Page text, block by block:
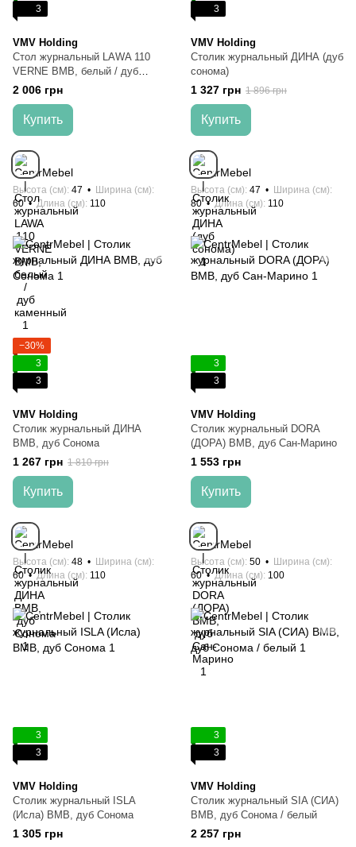
3
VMV Holding
Стол журнальный LAWA 110
VERNE ВМВ, белый / дуб
каменный
2 006 грн
Купить
Высота (см) 47
Ширина (см)
60
Длина (см) 110
3
VMV Holding
Столик журнальный ДИНА (дуб
сонома)
1 327 грн 1 896 грн
Купить
Высота (см) 47
Ширина (см)
80
Длина (см) 110
−30%
3
3
VMV Holding
Столик журнальный ДИНА
ВМВ, дуб Сонома
1 267 грн 1 810 грн
Купить
Высота (см) 48
Ширина (см)
60
Длина (см) 110
3
3
VMV Holding
Столик журнальный DORA
(ДОРА) ВМВ, дуб Сан-Марино
1 553 грн
Купить
Высота (см) 50
Ширина (см)
60
Длина (см) 100
3
3
VMV Holding
Столик журнальный ISLA
(Исла) ВМВ, дуб Сонома
1 305 грн
3
3
VMV Holding
Столик журнальный SIA ​​(СИА)
ВМВ, дуб Сонома / белый
2 257 грн